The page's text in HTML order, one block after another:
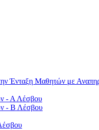
Ένταξη Μαθητών με
- Α Λέσβου
- Β Λέσβου